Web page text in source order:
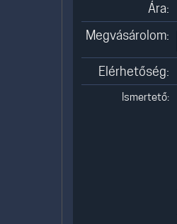
Ára:
Megvásárolom:
Elérhetőség:
Ismertető: